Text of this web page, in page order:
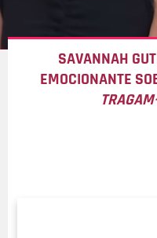
SAVANNAH
EMOCIONANTE